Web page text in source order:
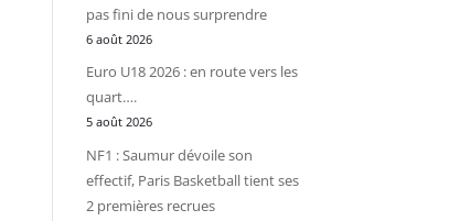
pas fini de nous surprendre
6 août 2026
Euro U18 2026 : en route vers les
quart….
5 août 2026
NF1 : Saumur dévoile son
effectif, Paris Basketball tient ses
2 premières recrues